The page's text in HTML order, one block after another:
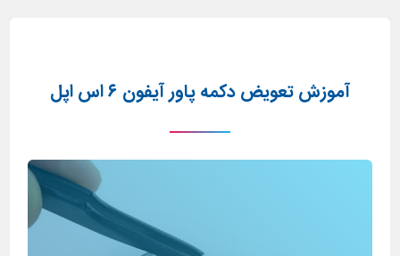
آموزش تعویض دکمه پاور آیفون ۶ اس اپل